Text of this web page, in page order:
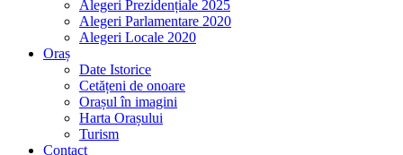
Alegeri Prezidențiale 2025
Alegeri Parlamentare 2020
Alegeri Locale 2020
Oraș
Date Istorice
Cetățeni de onoare
Orașul în imagini
Harta Orașului
Turism
Contact